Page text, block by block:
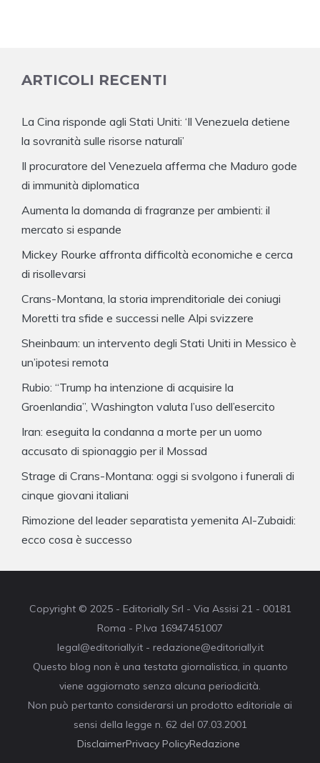
ARTICOLI RECENTI
La Cina risponde agli Stati Uniti: ‘Il Venezuela detiene
la sovranità sulle risorse naturali’
Il procuratore del Venezuela afferma che Maduro gode
di immunità diplomatica
Aumenta la domanda di fragranze per ambienti: il
mercato si espande
Mickey Rourke affronta difficoltà economiche e cerca
di risollevarsi
Crans-Montana, la storia imprenditoriale dei coniugi
Moretti tra sfide e successi nelle Alpi svizzere
Sheinbaum: un intervento degli Stati Uniti in Messico è
un’ipotesi remota
Rubio: “Trump ha intenzione di acquisire la
Groenlandia”, Washington valuta l’uso dell’esercito
Iran: eseguita la condanna a morte per un uomo
accusato di spionaggio per il Mossad
Strage di Crans-Montana: oggi si svolgono i funerali di
cinque giovani italiani
Rimozione del leader separatista yemenita Al-Zubaidi:
ecco cosa è successo
Copyright © 2025 - Editorially Srl - Via Assisi 21 - 00181
Roma - P.Iva 16947451007
legal@editorially.it - redazione@editorially.it
Questo blog non è una testata giornalistica, in quanto
viene aggiornato senza alcuna periodicità.
Non può pertanto considerarsi un prodotto editoriale ai
sensi della legge n. 62 del 07.03.2001
DisclaimerPrivacy PolicyRedazione